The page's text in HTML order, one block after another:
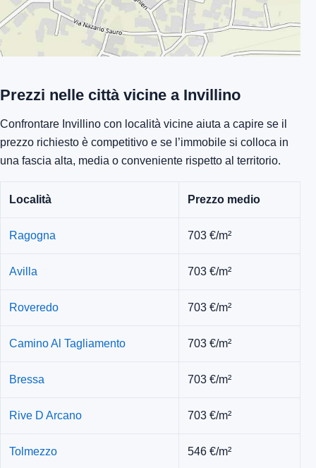
Prezzi nelle città vicine a Invillino
Confrontare Invillino con località vicine aiuta a capire se il
prezzo richiesto è competitivo e se l’immobile si colloca in
una fascia alta, media o conveniente rispetto al territorio.
Località Prezzo medio
Ragogna 703 €/m²
Avilla 703 €/m²
Roveredo 703 €/m²
Camino Al Tagliamento 703 €/m²
Bressa 703 €/m²
Rive D Arcano 703 €/m²
Tolmezzo 546 €/m²